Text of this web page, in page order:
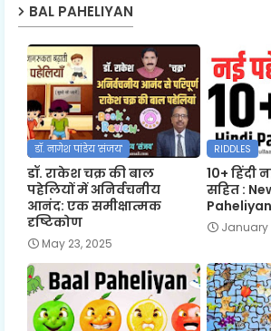
BAL PAHELIYAN
डॉ. नागेश पांडेय 'संजय'
डॉ. राकेश चक्र की बाल
पहेलियों में अनिर्वचनीय
आनंद: एक समीक्षात्मक
दृष्टिकोण
May 23, 2025
RIDDLES
10+ हिंदी
सहित :
Paheliyan
January